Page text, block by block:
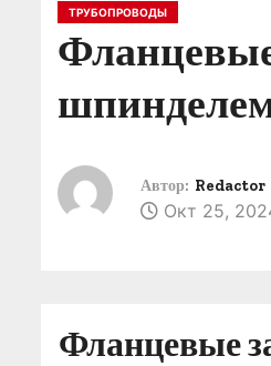
ТРУБОПРОВОДЫ
Автор: Redactor
Окт 25,
Фланцевые